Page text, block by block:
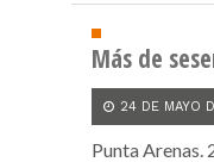
Más de
24 DE MAYO
Punta Arenas.